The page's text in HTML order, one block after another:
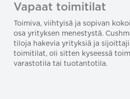
Vapaat toimitilat
Toimiva, viihtyisä ja sopivan
osa yrityksen menestystä.
tiloja hakevia yrityksiä ja
toimitilat, oli sitten kyseessä
varastotila tai tuotantotila.